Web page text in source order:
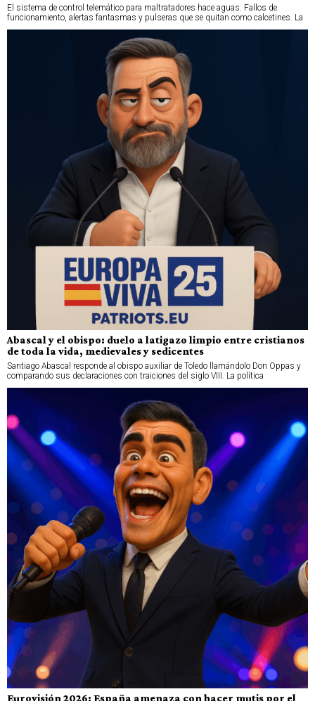
El sistema de control telemático para maltratadores hace aguas. Fallos de
funcionamiento, alertas fantasmas y pulseras que se quitan como calcetines. La
Abascal y el obispo: duelo a latigazo limpio entre cristianos
de toda la vida, medievales y sedicentes
Santiago Abascal responde al obispo auxiliar de Toledo llamándolo Don Oppas y
comparando sus declaraciones con traiciones del siglo VIII. La política
Eurovisión 2026: España amenaza con hacer mutis por el